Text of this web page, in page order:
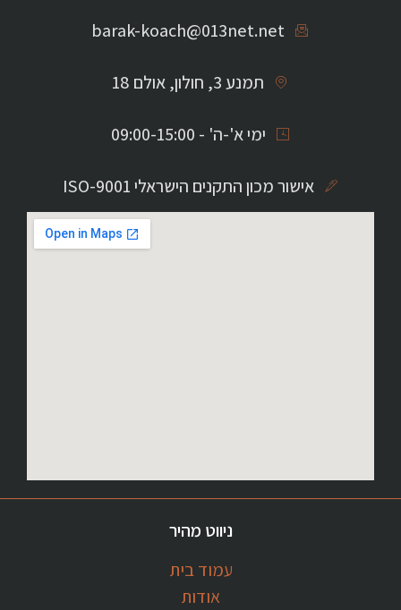
barak-koach@013net.net
תמנע 3, חולון, אולם 18
ימי א'-ה' - 09:00-15:00
אישור מכון התקנים הישראלי ISO-9001
ניווט מהיר
עמוד בית
אודות